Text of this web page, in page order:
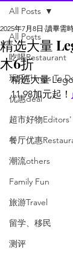
All Posts
吃喝Restaurant
玩乐Things To
优惠deal
超市好物
餐厅优惠
潮流others
Family Fun
旅游Travel
留学、移民
测评
All Posts
精选大量
木6折
2025年7月8日 讀畢需
精选大量
11.98加元起！